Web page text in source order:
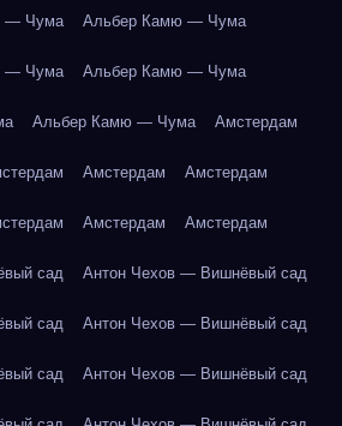
— Чума Альбер Камю — Чума
— Чума Альбер Камю — Чума
Альбер Камю — Чума Амстердам
Амстердам Амстердам
Амстердам Амстердам
сад Антон Чехов — Вишнёвый сад
сад Антон Чехов — Вишнёвый сад
сад Антон Чехов — Вишнёвый сад